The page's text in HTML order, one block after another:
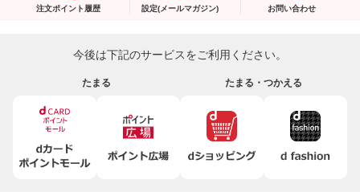
注文ポイント履歴 設定(メールマガジン) お問い合わせ
今後は下記のサービスをご利用ください。
たまる たまる・つかえる